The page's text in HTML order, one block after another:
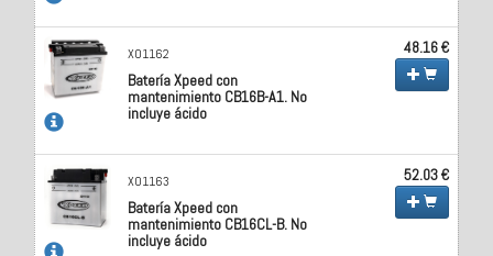
X01162
Batería Xpeed con
mantenimiento CB16B-A1. No
incluye ácido
48.16 €
X01163
Batería Xpeed con
mantenimiento CB16CL-B. No
incluye ácido
52.03 €